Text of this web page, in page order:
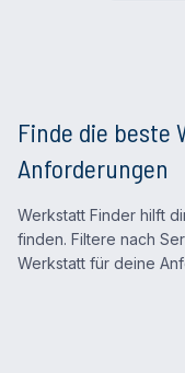
Finde die beste
Anforderungen
Werkstatt Finder hilft
finden. Filtere nach
Werkstatt für deine